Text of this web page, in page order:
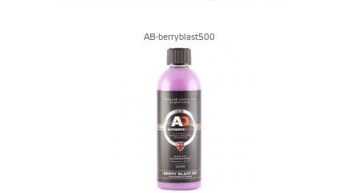
AB-berryblast500